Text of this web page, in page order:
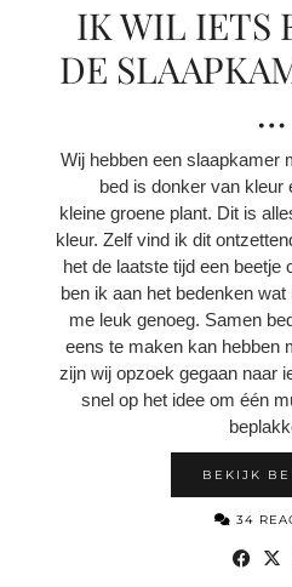
IK WIL IETS
DE
…
Wij hebben een slaapkamer
bed is donker van kleur
kleine groene plant. Dit is
kleur. Zelf vind ik dit
het de laatste tijd een beetje
ben ik aan het bedenken
me leuk genoeg. Samen
eens te maken kan hebben
zijn wij opzoek gegaan naar
snel op het idee om één
BEKIJK
34